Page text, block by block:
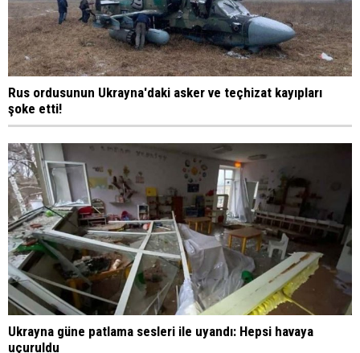
Rus ordusunun Ukrayna'daki asker ve teçhizat kayıpları
şoke etti!
Ukrayna güne patlama sesleri ile uyandı: Hepsi havaya
uçuruldu